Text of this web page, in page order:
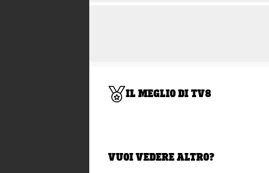
IL MEGLIO DI TV8
VUOI VEDERE ALTRO?